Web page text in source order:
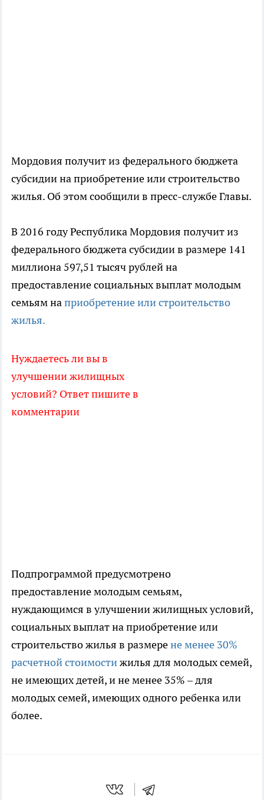
Мордовия получит из федерального бюджета
субсидии на приобретение или строительство
жилья. Об этом сообщили в пресс-службе Главы.
В 2016 году Республика Мордовия получит из
федерального бюджета субсидии в размере 141
миллиона 597,51 тысяч рублей на
предоставление социальных выплат молодым
семьям наприобретение или строительство
жилья.
Нуждаетесь ли вы в
улучшении жилищных
условий? Ответ пишите в
комментарии
Подпрограммой предусмотрено
предоставление молодым семьям,
нуждающимся в улучшении жилищных условий,
социальных выплат на приобретение или
строительство жилья в размерене менее 30%
расчетной стоимостижилья для молодых семей,
не имеющих детей, и не менее 35% – для
молодых семей, имеющих одного ребенка или
более.